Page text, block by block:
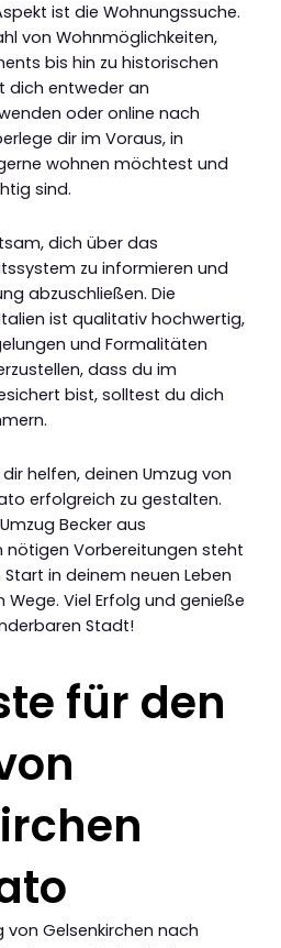
ist die Wohnungssuche.
von Wohnmöglichkeiten,
bis hin zu historischen
dich entweder an
oder online nach
dir im Voraus, in
wohnen möchtest und
sind.
dich über das
zu informieren und
abzuschließen. Die
ist qualitativ hochwertig,
und Formalitäten
dass du im
bist, solltest du dich
helfen, deinen Umzug von
erfolgreich zu gestalten.
Becker aus
nötigen Vorbereitungen steht
in deinem neuen Leben
Viel Erfolg und genieße
Stadt!
für den
von Gelsenkirchen nach